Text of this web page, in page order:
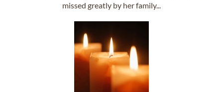
missed greatly by her family...